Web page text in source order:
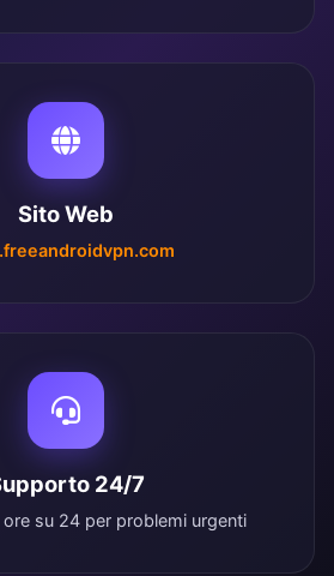
Sito Web
24/7
su 24 per problemi urgenti